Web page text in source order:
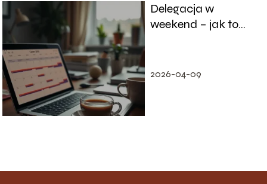
Delegacja w
weekend – jak to
2026-04-09